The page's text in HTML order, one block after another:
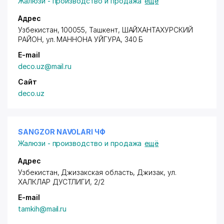
Адрес
Узбекистан, 100055, Ташкент, ШАЙХАНТАХУРСКИЙ
РАЙОН, ул. МАННОНА УЙГУРА, 340 Б
E-mail
deco.uz@mail.ru
Сайт
deco.uz
SANGZOR NAVOLARI ЧФ
Жалюзи - производство и продажа ещё
Адрес
Узбекистан, Джизакская область, Джизак, ул.
ХАЛКЛАР ДУСТЛИГИ, 2/2
E-mail
tamkih@mail.ru